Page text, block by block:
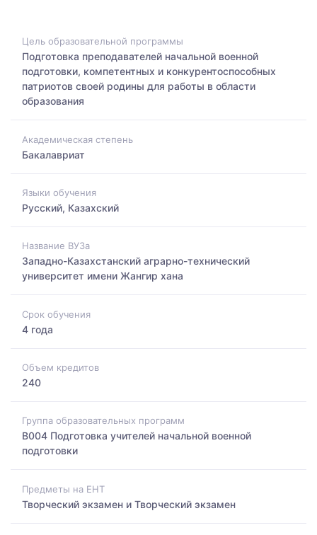
Цель образовательной программы
Подготовка преподавателей начальной военной
подготовки, компетентных и конкурентоспособных
патриотов своей родины для работы в области
образования
Академическая степень
Бакалавриат
Языки обучения
Русский, Казахский
Название ВУЗа
Западно-Казахстанский аграрно-технический
университет имени Жангир хана
Срок обучения
4 года
Объем кредитов
240
Группа образовательных программ
B004 Подготовка учителей начальной военной
подготовки
Предметы на ЕНТ
Творческий экзамен и Творческий экзамен